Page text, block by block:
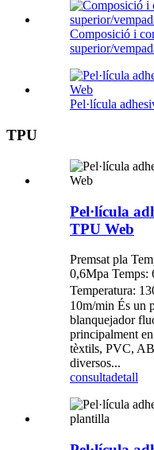
Composició i
superior/
Pel·lícula
TPU
Pel·lícula
TPU Web
Premsat pla
0,6Mpa Temps:
Temperatura:
10m/min És un
blanquejador
principalment
tèxtils, PVC,
diversos...
consultadetall